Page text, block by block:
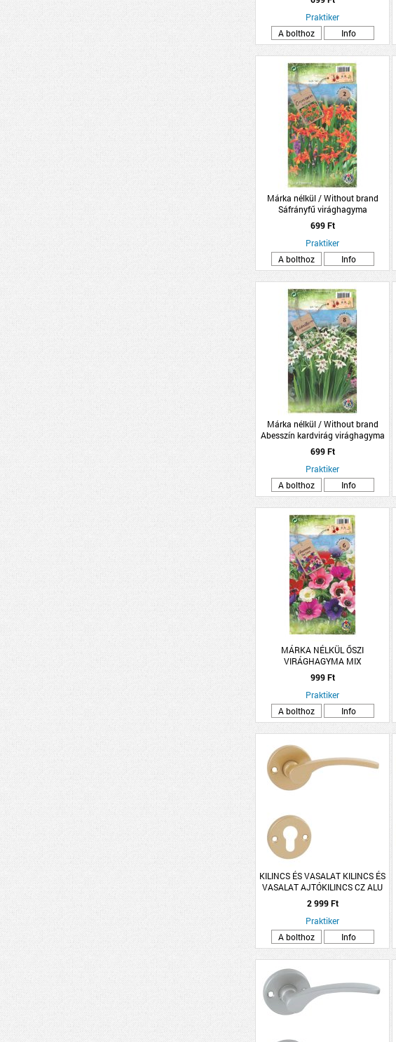
Praktiker
A bolthoz
Info
Márka nélkül / Without brand
Sáfrányfű virághagyma
2db/csomag
699 Ft
Praktiker
A bolthoz
Info
Márka nélkül / Without brand
Abesszín kardvirág virághagyma
8db/csomag fehér
699 Ft
Praktiker
A bolthoz
Info
MÁRKA NÉLKÜL ŐSZI
VIRÁGHAGYMA MIX
999 Ft
Praktiker
A bolthoz
Info
KILINCS ÉS VASALAT KILINCS ÉS
VASALAT AJTÓKILINCS CZ ALU
ARANY LANA ROZETTÁS
2 999 Ft
Praktiker
A bolthoz
Info